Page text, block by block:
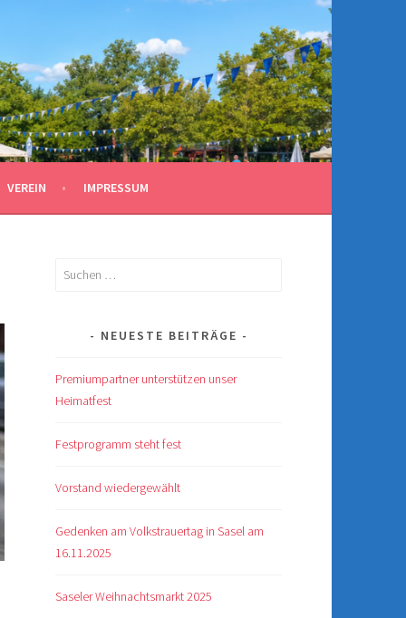
VEREIN IMPRESSUM
Suchen
NEUESTE BEITRÄGE
Premiumpartner unterstützen unser
Heimatfest
Festprogramm steht fest
Vorstand wiedergewählt
Gedenken am Volkstrauertag in Sasel am
16.11.2025
Saseler Weihnachtsmarkt 2025